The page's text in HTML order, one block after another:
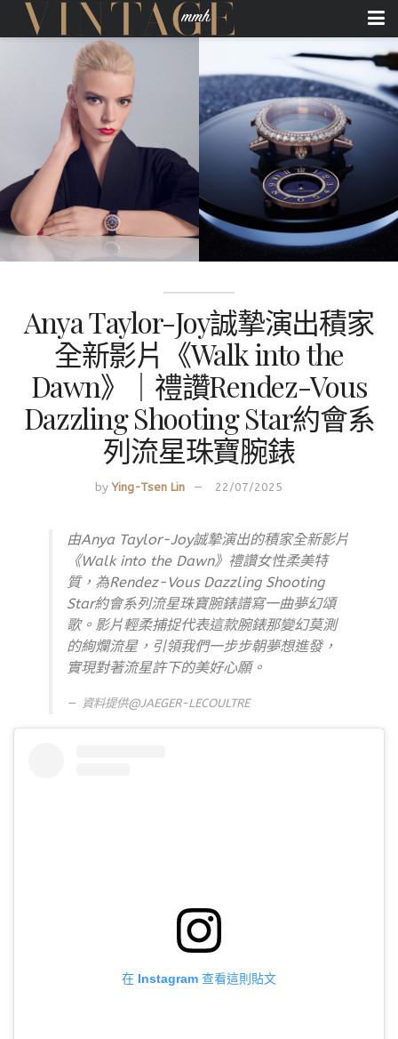
Anya Taylor-Joy誠摯演出積家
全新影片《Walk into the
Dawn》｜禮讚Rendez-Vous
Dazzling Shooting Star約會系
列流星珠寶腕錶
by Ying-Tsen Lin 22/07/2025
由Anya Taylor-Joy誠摯演出的積家全新影片
《Walk into the Dawn》禮讚女性柔美特
質，為Rendez-Vous Dazzling Shooting
Star約會系列流星珠寶腕錶譜寫一曲夢幻頌
歌。影片輕柔捕捉代表這款腕錶那變幻莫測
的絢爛流星，引領我們一步步朝夢想進發，
實現對著流星許下的美好心願。
資料提供@JAEGER-LECOULTRE
在 Instagram 查看這則貼文